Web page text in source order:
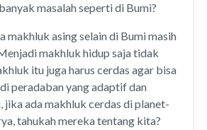
masalah seperti di Bumi?
makhluk asing selain di Bumi masih
makhluk hidup saja tidak
itu juga harus cerdas agar bisa
peradaban yang adaptif dan
jika ada makhluk cerdas di planet-
tahukah mereka tentang kita?